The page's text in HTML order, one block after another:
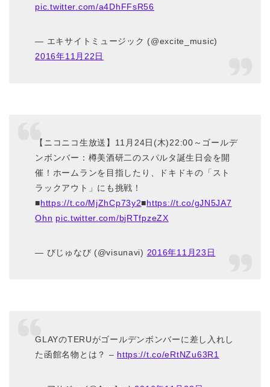
pic.twitter.com/a4DhFFsR56
— エキサイトミュージック (@excite_music)
2016年11月22日
【ニコニコ生放送】11月24日(木)22:00～ゴールデ
ンボンバー：樽美酒研二のスパルタ誕生日会を開
催！ホームランを目指したり、ドキドキの「スト
ラックアウト」にも挑戦！
■https://t.co/MjZhCp73y2■https://t.co/gJN5JA7
Ohn pic.twitter.com/bjRTfpzeZX
— びじゅなび (@visunavi) 2016年11月23日
GLAYのTERUがゴールデンボンバーに差し入れし
た函館名物とは？ – https://t.co/eRtNZu63R1